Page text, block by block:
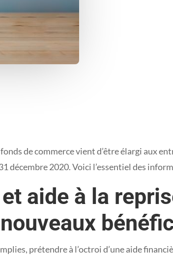
de commerce vient d’être élargi aux
décembre 2020. Voici l’essentiel des
aide à la
prétendre à l’octroi d’une aide